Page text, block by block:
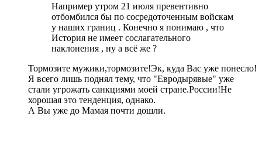
Например утром 21 июля превентивно
отбомбился бы по сосредоточенным войскам
у наших границ . Конечно я понимаю , что
История не имеет сослагательного
наклонения , ну а всё же ?
Тормозите мужики,тормозите!Эк, куда Вас уже понесло!
Я всего лишь поднял тему, что "Евродырявые" уже
стали угрожать санкциями моей стране.России!Не
хорошая это тенденция, однако.
А Вы уже до Мамая почти дошли.